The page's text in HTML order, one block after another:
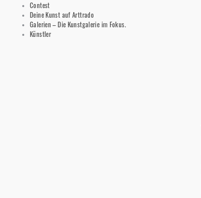
Contest
Deine Kunst auf Arttrado
Galerien – Die Kunstgalerie im Fokus.
Künstler